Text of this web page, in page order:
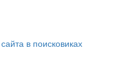
в поисковиках